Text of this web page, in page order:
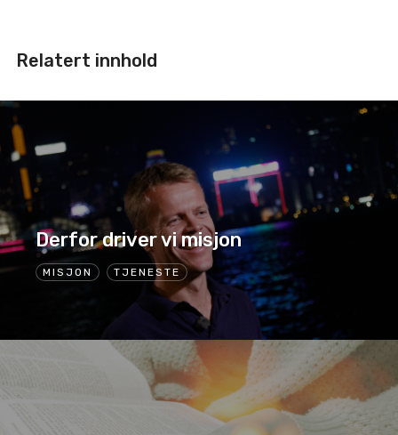
Relatert innhold
MISJON TJENESTE
Derfor driver vi misjon